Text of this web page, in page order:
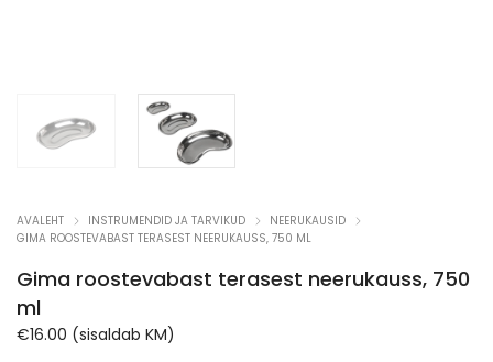
AVALEHT INSTRUMENDID JA TARVIKUD
NEERUKAUSID
GIMA ROOSTEVABAST TERASEST NEERUKAUSS, 750 ML
Gima roostevabast terasest neerukauss, 750
ml
€16.00 (sisaldab KM)